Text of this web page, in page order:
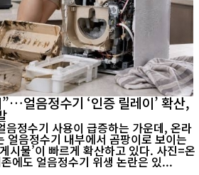
얼음정수기 ‘인증 릴레이’ 확산,
음정수기 사용이 급증하는 가운데, 온라
얼음정수기 내부에서 곰팡이로 보이는
’이 빠르게 확산하고 있다. 사진=온
커뮤니티 갈무리 기존에도 얼음정수기 위생 논란은 있...